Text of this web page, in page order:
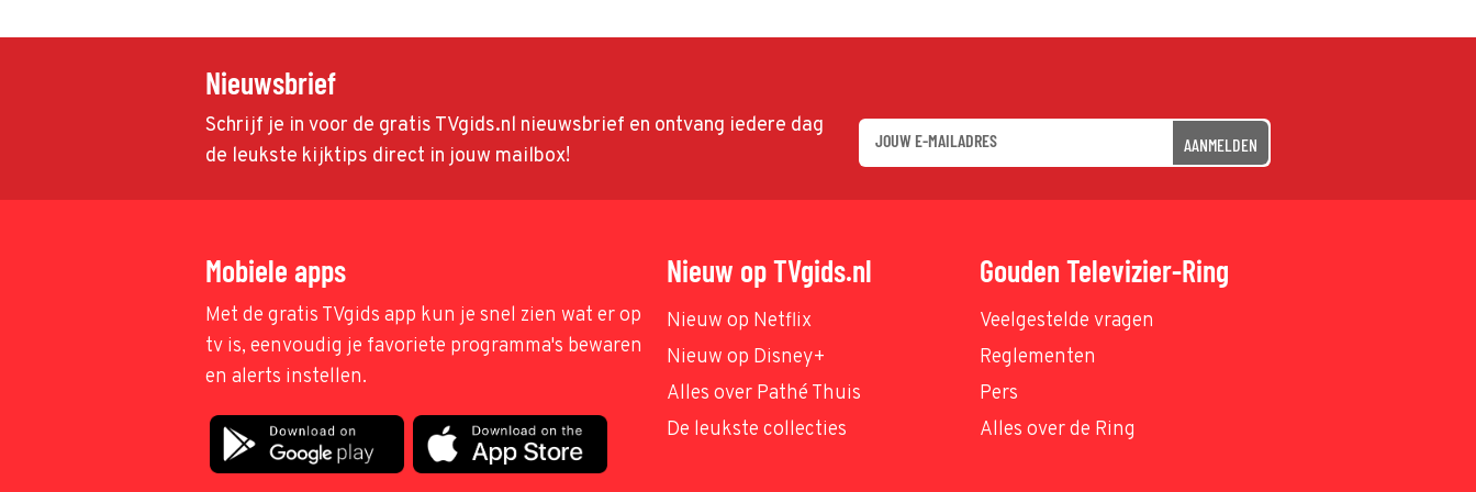
Nieuwsbrief
Schrijf je in voor de gratis TVgids.nl nieuwsbrief en ontvang iedere dag
de leukste kijktips direct in jouw mailbox!
AANMELDEN
Mobiele apps
Met de gratis TVgids app kun je snel zien wat er op
tv is, eenvoudig je favoriete programma's bewaren
en alerts instellen.
Nieuw op TVgids.nl
Nieuw op Netflix
Nieuw op Disney+
Alles over Pathé Thuis
De leukste collecties
Gouden Televizier-Ring
Veelgestelde vragen
Reglementen
Pers
Alles over de Ring